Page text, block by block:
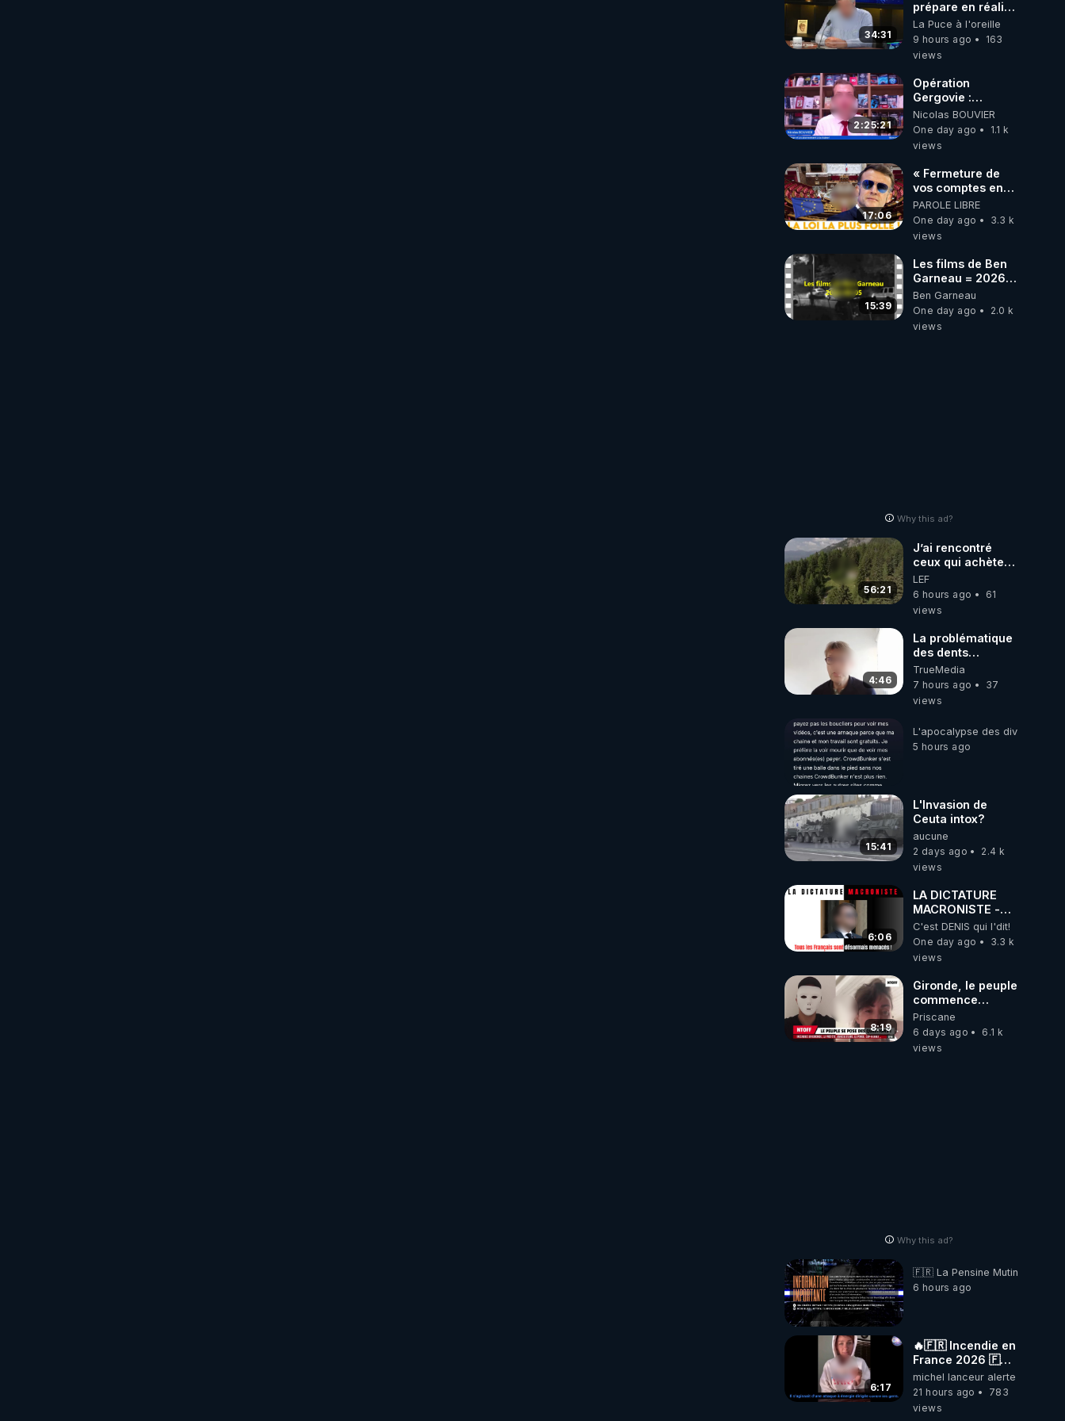
34:31
prépare en réalité
un CHAOS
climatique, on
répond
La Puce à l'oreille
9 hours ago
163
views
2:25:21
Opération
Gergovie :
‪@38resistancegauloise‬
‪@MarionSigautOfficiel‬
‪@gladysriifard5710‬
Nicolas BOUVIER
One day ago
1.1 k
views
17:06
« Fermeture de
vos comptes en
banque ! » :
Macron impose
une loi folle !
PAROLE LIBRE
One day ago
3.3 k
views
15:39
Les films de Ben
Garneau = 2026-
08-05
Ben Garneau
One day ago
2.0 k
views
Why this ad?
56:21
J’ai rencontré
ceux qui achètent
des bunkers pour
survivre à la fin
du monde
LEF
6 hours ago
61
views
4:46
La problématique
des dents
dévitalisées et
des implants
TrueMedia
7 hours ago
37
views
L'apocalypse des divulgations
5 hours ago
15:41
L'Invasion de
Ceuta intox?
aucune
2 days ago
2.4 k
views
6:06
LA DICTATURE
MACRONISTE -
Tous les Français
sont désormais
menacés !
C'est DENIS qui l'dit!
One day ago
3.3 k
views
8:19
Gironde, le peuple
commence
vraiment à se
poser des
questions !
Priscane
6 days ago
6.1 k
views
Why this ad?
🇫🇷 La Pensine Mutine
6 hours ago
6:17
🔥🇫🇷 Incendie en
France 2026 🇫🇷
🔥 💥Criminel ou
coincidence
naturelle?💥
michel lanceur alerte
21 hours ago
783
views